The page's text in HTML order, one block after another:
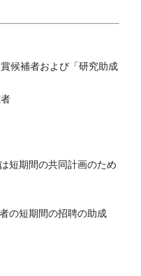
候補者および「研究助成
短期間の共同計画のため
の短期間の招聘の助成